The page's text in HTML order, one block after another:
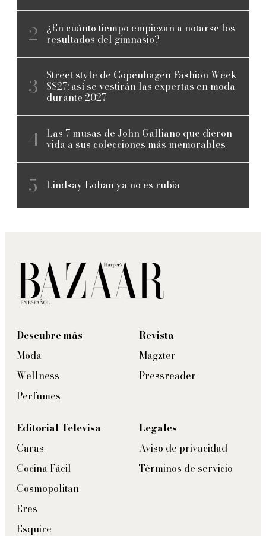
¿En cuánto tiempo empiezan a notarse los
resultados del gimnasio?
Street style de Copenhagen Fashion Week
SS27: así se vestirán las expertas en moda
durante 2027
Las 7 musas de John Galliano que dieron
vida a sus colecciones más memorables
Lindsay Lohan ya no es rubia
Descubre más
Moda
Wellness
Perfumes
Revista
Magzter
Pressreader
Editorial Televisa
Caras
Cocina Fácil
Cosmopolitan
Eres
Esquire
Legales
Aviso de privacidad
Términos de servicio